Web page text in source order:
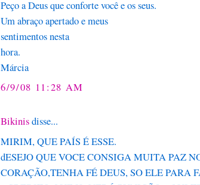
Peço a Deus que conforte você e os seus.
Um abraço apertado e meus
sentimentos nesta
hora.
Márcia
6/9/08 11:28 AM
Bikinisdisse...
MIRIM, QUE PAÍS É ESSE.
dESEJO QUE VOCE CONSIGA MUITA PAZ
CORAÇÃO,TENHA FÉ DEUS, SO ELE PARA